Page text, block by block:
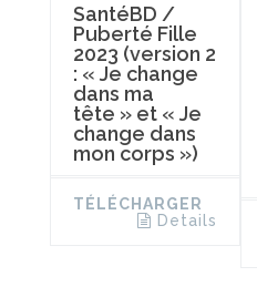
SantéBD /
Puberté Fille
2023 (version 2
: « Je change
dans ma
tête » et « Je
change dans
mon corps »)
TÉLÉCHARGER
Details